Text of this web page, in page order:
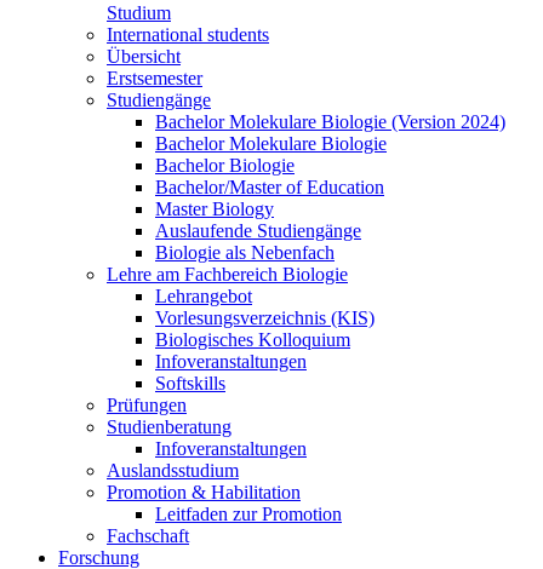
Studium
International students
Übersicht
Erstsemester
Studiengänge
Bachelor Molekulare Biologie (Version 2024)
Bachelor Molekulare Biologie
Bachelor Biologie
Bachelor/Master of Education
Master Biology
Auslaufende Studiengänge
Biologie als Nebenfach
Lehre am Fachbereich Biologie
Lehrangebot
Vorlesungsverzeichnis (KIS)
Biologisches Kolloquium
Infoveranstaltungen
Softskills
Prüfungen
Studienberatung
Infoveranstaltungen
Auslandsstudium
Promotion & Habilitation
Leitfaden zur Promotion
Fachschaft
Forschung